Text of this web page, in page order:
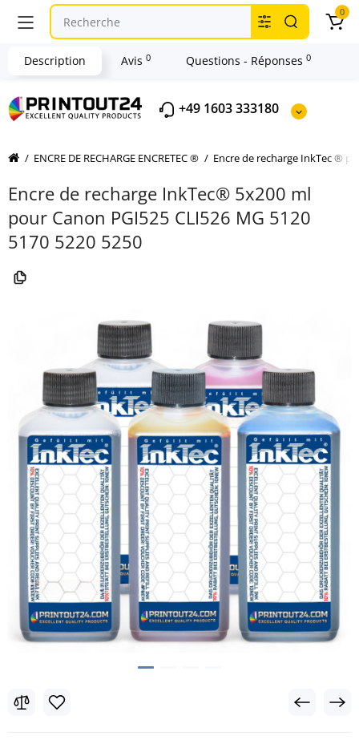
+49 1603 333180
0
ENCRE DE RECHARGE ENCRETEC ® Encre de recharge InkTec ®
Encre de recharge InkTec® 5x200 ml
pour Canon PGI525 CLI526 MG 5120
5170 5220 5250
Description Avis 0 Questions - Réponses 0